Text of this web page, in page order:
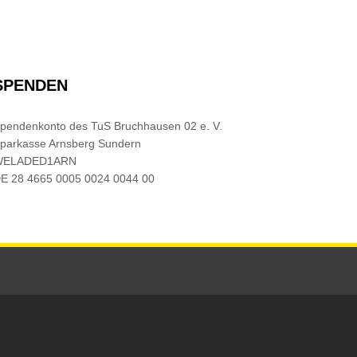
des TuS Bruchhausen 02 e. V.
Arnsberg Sundern
28 4665 0005 0024 0044 00